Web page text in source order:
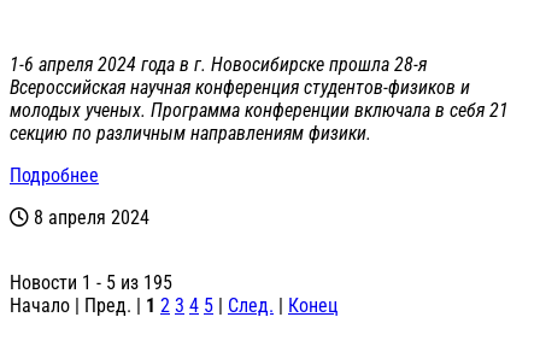
1-6 апреля 2024 года в г. Новосибирске прошла 28-я
Всероссийская научная конференция студентов-физиков и
молодых ученых. Программа конференции включала в себя 21
секцию по различным направлениям физики.
Подробнее
8 апреля 2024
Новости 1 - 5 из 195
Начало | Пред. | 1 2 3 4 5 | След. | Конец